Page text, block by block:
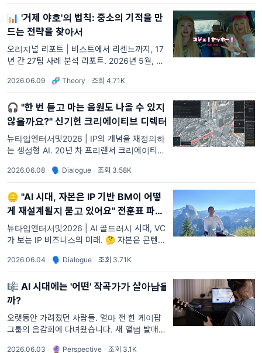
함께 AI 시대를 고민하고 더 나은 방향을 찾아
갈 사람들과 느슨하
📊 '거제 야호'의 법칙: 중소의 기적을 만
드는 전략을 찾아서
오리지널 리포트 | 비스트에서 리센느까지, 17
년 간 27팀 사례 분석 리포트. 2026년 5월, 리
TOP100에 들어왔습니다. "거제 야호" 덕분입
니다. 이런 걸 우리는 '중소의 기적'이라 부릅니
다. 그런데 '
2026.06.09 · 🧬 Theory · 조회 4.71K
🎧 "한 번 듣고 마는 음원도 나올 수 있지
않을까요?" 신기헌 크리에이티브 디렉터
뉴타입엔터서밋2026 | IP의 개념을 재정의하
는 생성형 AI. 20년 차 프리랜서 크리에이티브
손에 안 잡히게" 만들면서 살아왔다고 말합니
다. 보통 크리에이티브 디렉터란 자기 색이 뚜
렷한 사람을 떠
2026.06.08 · 🗣 Dialogue · 조회 3.58K
🪙 "AI 시대, 자본은 IP 기반 BM이 어떻
게 재설계될지 묻고 있어요" 전훈표 파트
너
뉴타입엔터서밋2026 | AI 골드러시 시대, VC
가 보는 IP 비즈니스의 미래. 🤔 자본은 콘텐츠
표(현 새한창업투자 파트너)는 마케팅 자동화
AI 에이전트 회사로 창업했다. 이는 ChatGPT
가 세상에 나오기
2026.06.04 · 🗣 Dialogue · 조회 3.71K
🎼 AI 시대에는 '어떤' 작곡가가 살아남을
까?
오랫동안 가려졌던 사람들. 얼마 전 한 케이팝
그룹의 음감회에 다녀왔습니다. 새 앨범 발매
2026.06.03 · 🔮 Perspective · 조회 3.1K